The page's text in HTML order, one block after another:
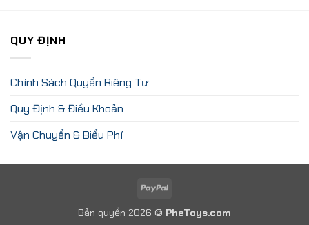
QUY ĐỊNH
Chính Sách Quyền Riêng Tư
Quy Định & Điều Khoản
Vận Chuyển & Biểu Phí
PayPal
Bản quyền 2026 © PheToys.com